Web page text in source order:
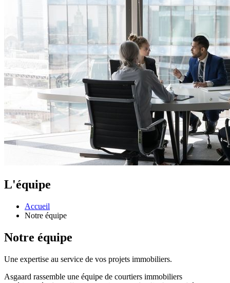
L'équipe
Accueil
Notre équipe
Notre équipe
Une expertise au service de vos projets immobiliers.
Asgaard rassemble une équipe de courtiers immobiliers